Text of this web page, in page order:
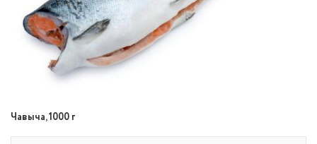
Чавыча, 1000 г